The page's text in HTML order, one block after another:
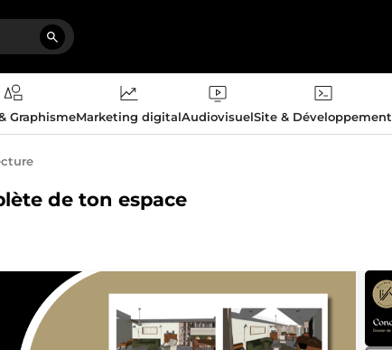
GraphismeMarketing digitalAudiovisuelSite & Développement
de ton espace